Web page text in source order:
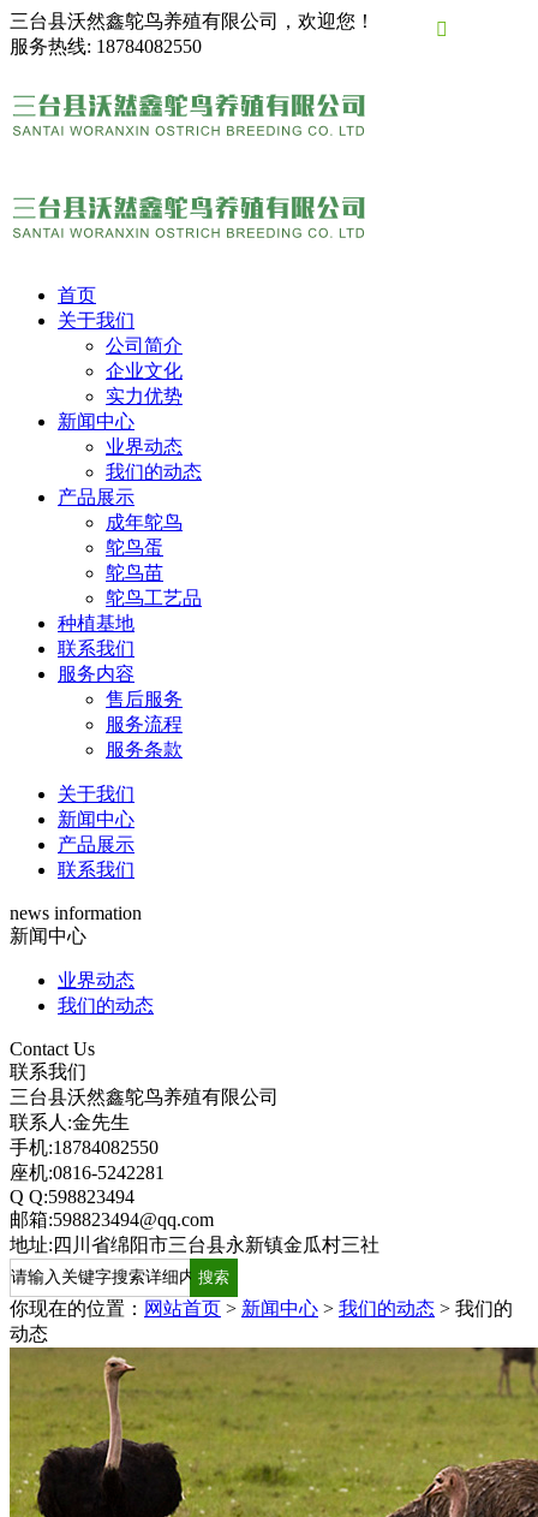
三台县沃然鑫鸵鸟养殖有限公司，欢迎您！
服务热线: 18784082550

首页
关于我们
公司简介
企业文化
实力优势
新闻中心
业界动态
我们的动态
产品展示
成年鸵鸟
鸵鸟蛋
鸵鸟苗
鸵鸟工艺品
种植基地
联系我们
服务内容
售后服务
服务流程
服务条款
关于我们
新闻中心
产品展示
联系我们
news information
新闻中心
业界动态
我们的动态
Contact Us
联系我们
三台县沃然鑫鸵鸟养殖有限公司
联系人:金先生
手机:18784082550
座机:0816-5242281
Q Q:598823494
邮箱:598823494@qq.com
地址:四川省绵阳市三台县永新镇金瓜村三社
你现在的位置： 网站首页 > 新闻中心 > 我们的动态 > 我们的
动态